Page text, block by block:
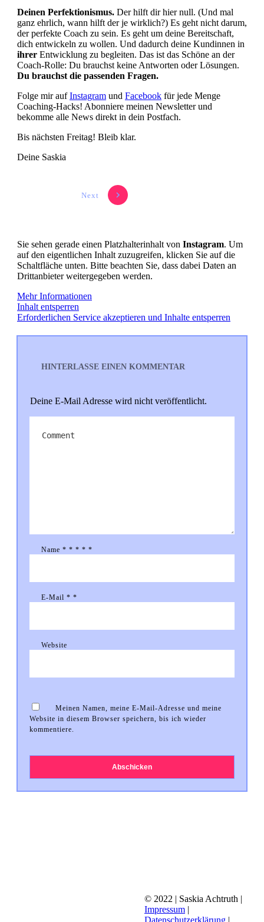
Deinen Perfektionismus. Der hilft dir hier null. (Und mal
ganz ehrlich, wann hilft der je wirklich?) Es geht nicht darum,
der perfekte Coach zu sein. Es geht um deine Bereitschaft,
dich entwickeln zu wollen. Und dadurch deine Kundinnen in
ihrer Entwicklung zu begleiten. Das ist das Schöne an der
Coach-Rolle: Du brauchst keine Antworten oder Lösungen.
Du brauchst die passenden Fragen.
Folge mir aufInstagram und Facebook für jede Menge
Coaching-Hacks! Abonniere meinen Newsletter und
bekomme alle News direkt in dein Postfach.
Bis nächsten Freitag! Bleib klar.
Deine Saskia
Next
Sie sehen gerade einen Platzhalterinhalt von Instagram. Um
auf den eigentlichen Inhalt zuzugreifen, klicken Sie auf die
Schaltfläche unten. Bitte beachten Sie, dass dabei Daten an
Drittanbieter weitergegeben werden.
Mehr Informationen
Inhalt entsperren
Erforderlichen Service akzeptieren und Inhalte entsperren
HINTERLASSE EINEN KOMMENTAR
Deine E-Mail Adresse wird nicht veröffentlicht.
Name * * * * *
E-Mail * *
Website
Meinen Namen, meine E-Mail-Adresse und meine
Website in diesem Browser speichern, bis ich wieder
kommentiere.
Abschicken
© 2022 | Saskia Achtruth |
Impressum |